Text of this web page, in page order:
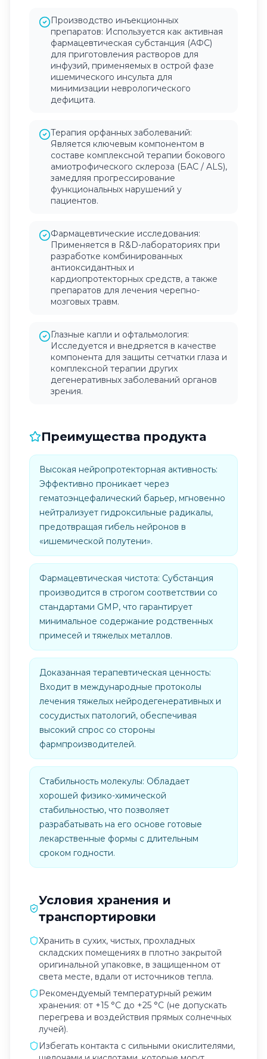
Производство инъекционных
препаратов: Используется как активная
фармацевтическая субстанция (АФС)
для приготовления растворов для
инфузий, применяемых в острой фазе
ишемического инсульта для
минимизации неврологического
дефицита.
Терапия орфанных заболеваний:
Является ключевым компонентом в
составе комплексной терапии бокового
амиотрофического склероза (БАС / ALS),
замедляя прогрессирование
функциональных нарушений у
пациентов.
Фармацевтические исследования:
Применяется в R&D-лабораториях при
разработке комбинированных
антиоксидантных и
кардиопротекторных средств, а также
препаратов для лечения черепно-
мозговых травм.
Глазные капли и офтальмология:
Исследуется и внедряется в качестве
компонента для защиты сетчатки глаза и
комплексной терапии других
дегенеративных заболеваний органов
зрения.
Преимущества продукта
Высокая нейропротекторная активность:
Эффективно проникает через
гематоэнцефалический барьер, мгновенно
нейтрализует гидроксильные радикалы,
предотвращая гибель нейронов в
«ишемической полутени».
Фармацевтическая чистота: Субстанция
производится в строгом соответствии со
стандартами GMP, что гарантирует
минимальное содержание родственных
примесей и тяжелых металлов.
Доказанная терапевтическая ценность:
Входит в международные протоколы
лечения тяжелых нейродегенеративных и
сосудистых патологий, обеспечивая
высокий спрос со стороны
фармпроизводителей.
Стабильность молекулы: Обладает
хорошей физико-химической
стабильностью, что позволяет
разрабатывать на его основе готовые
лекарственные формы с длительным
сроком годности.
Условия хранения и
транспортировки
Хранить в сухих, чистых, прохладных
складских помещениях в плотно закрытой
оригинальной упаковке, в защищенном от
света месте, вдали от источников тепла.
Рекомендуемый температурный режим
хранения: от +15 °C до +25 °C (не допускать
перегрева и воздействия прямых солнечных
лучей).
Избегать контакта с сильными окислителями,